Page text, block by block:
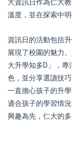
大資訊日作為仁大
溫度，並在探索中
資訊日的活動包括
展現了校園的魅力
大升學知多D」，
色，並分享選讀技
一直擔心孩子的升
適合孩子的學習情
興趣為先，仁大的